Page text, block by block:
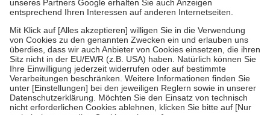
Um das Engagement der Versicherten für ihre eigene Gesundheit zu
stärken und die besondere Stellung der Familie zu unterstützen,
fallenkeine Zuzahlungenan bei:
• Kindern und Jugendlichen bis zum vollendeten 18. Lebensjahr
mit Ausnahme der Fahrkosten
• Untersuchungen zur Vorsorge und Früherkennung, die von der
GKV getragen werden
• empfohlenen Schutzimpfungen
• Harn- und Blutteststreifen